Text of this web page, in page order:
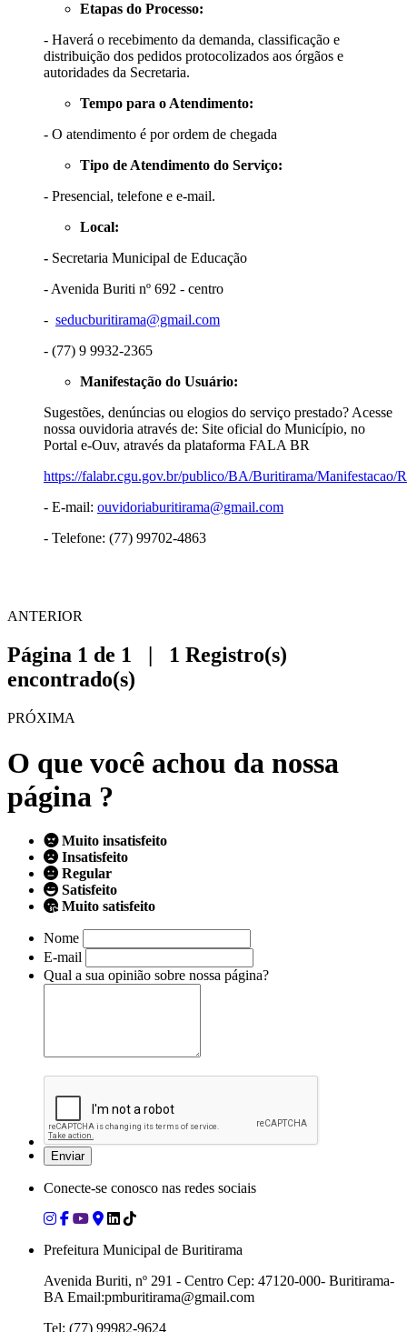
Etapas do Processo:
- Haverá o recebimento da demanda, classificação e
distribuição dos pedidos protocolizados aos órgãos e
autoridades da Secretaria.
Tempo para o Atendimento:
- O atendimento é por ordem de chegada
Tipo de Atendimento do Serviço:
- Presencial, telefone e e-mail.
Local:
- Secretaria Municipal de Educação
- Avenida Buriti nº 692 - centro
- seducburitirama@gmail.com
- (77) 9 9932-2365
Manifestação do Usuário:
Sugestões, denúncias ou elogios do serviço prestado? Acesse
nossa ouvidoria através de: Site oficial do Município, no
Portal e-Ouv, através da plataforma FALA BR
https://falabr.cgu.gov.br/publico/BA/Buritirama/Manifestacao/
- E-mail: ouvidoriaburitirama@gmail.com
- Telefone: (77) 99702-4863
ANTERIOR
Página 1 de 1 | 1 Registro(s)
encontrado(s)
PRÓXIMA
O que você achou da nossa
página ?
Muito insatisfeito
Insatisfeito
Regular
Satisfeito
Muito satisfeito
Nome
E-mail
Qual a sua opinião sobre nossa página?
Conecte-se conosco nas redes sociais
Prefeitura Municipal de Buritirama
Avenida Buriti, nº 291 - Centro Cep: 47120-000- Buritirama-
BA Email:pmburitirama@gmail.com
Tel: (77) 99982-9624